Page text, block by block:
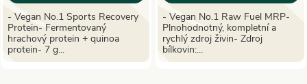
- Vegan No.1 Sports Recovery
Protein- Fermentovaný
hrachový protein + quinoa
protein- 7 g...
- Vegan No.1 Raw Fuel MRP-
Plnohodnotný, kompletní a
rychlý zdroj živin- Zdroj
bílkovin:...